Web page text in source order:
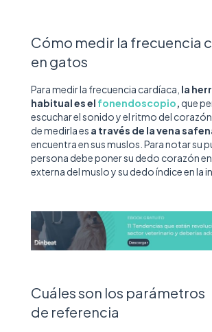
Cómo medir la frecuencia
en gatos
Para medir la frecuencia cardíaca, la
habitual es el fonendoscopio, que
escuchar el sonido y el ritmo del
de medirla es a través de la vena
encuentra en sus muslos. Para notar su
persona debe poner su dedo corazón
externa del muslo y su dedo índice en la
Cuáles son los parámetros
de referencia